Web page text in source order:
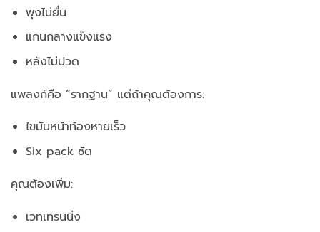
พุงไม่ยื่น
แกนกลางแข็งแรง
หลังไม่ปวด
แพลงก์คือ “รากฐาน” แต่ถ้าคุณต้องการ:
ไขมันหน้าท้องหายเร็ว
Six pack ชัด
คุณต้องเพิ่ม:
เวทเทรนนิ่ง